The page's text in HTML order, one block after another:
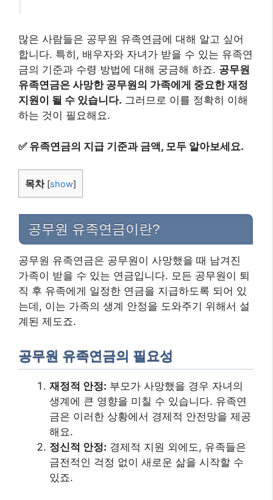
많은 사람들은 공무원 유족연금에 대해 알고 싶어
합니다. 특히, 배우자와 자녀가 받을 수 있는 유족연
금의 기준과 수령 방법에 대해 궁금해 하죠. 공무원
유족연금은 사망한 공무원의 가족에게 중요한 재정
지원이 될 수 있습니다. 그러므로 이를 정확히 이해
하는 것이 필요해요.
✅ 유족연금의 지급 기준과 금액, 모두 알아보세요.
목차 [show]
공무원 유족연금이란?
공무원 유족연금은 공무원이 사망했을 때 남겨진
가족이 받을 수 있는 연금입니다. 모든 공무원이 퇴
직 후 유족에게 일정한 연금을 지급하도록 되어 있
는데, 이는 가족의 생계 안정을 도와주기 위해서 설
계된 제도죠.
공무원 유족연금의 필요성
재정적 안정: 부모가 사망했을 경우 자녀의
생계에 큰 영향을 미칠 수 있습니다. 유족연
금은 이러한 상황에서 경제적 안전망을 제공
해요.
정신적 안정: 경제적 지원 외에도, 유족들은
금전적인 걱정 없이 새로운 삶을 시작할 수
있죠.